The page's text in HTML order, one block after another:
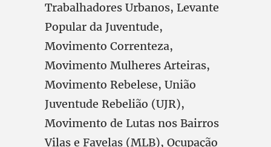
Trabalhadores Urbanos, Levante
Popular da Juventude,
Movimento Correnteza,
Movimento Mulheres Arteiras,
Movimento Rebelese, União
Juventude Rebelião (UJR),
Movimento de Lutas nos Bairros
Vilas e Favelas (MLB), Ocupação